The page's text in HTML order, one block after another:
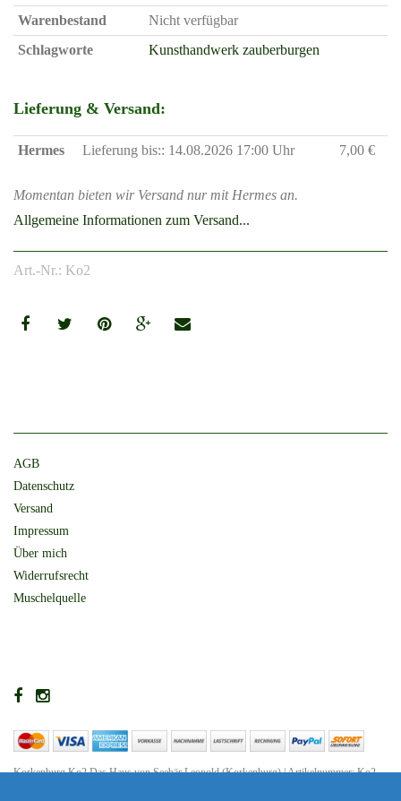
Warenbestand
Nicht verfügbar
Schlagworte
Kunsthandwerk zauberburgen
Lieferung & Versand:
Hermes Lieferung bis:: 14.08.2026 17:00 Uhr 7,00 €
Momentan bieten wir Versand nur mit Hermes an.
Allgemeine Informationen zum Versand...
Art.-Nr.: Ko2
AGB
Datenschutz
Versand
Impressum
Über mich
Widerrufsrecht
Muschelquelle
Korkenburg Ko2 Das Haus von Seebär Leopold (Korkenburg) | Artikelnummer: Ko2